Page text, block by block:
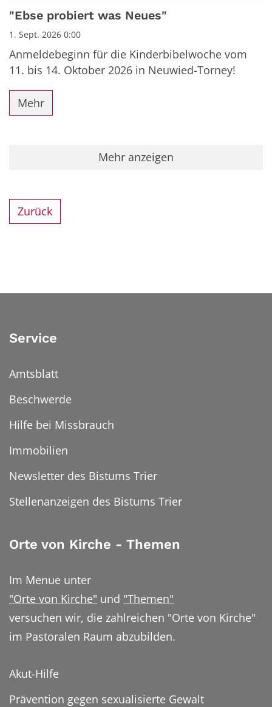
Datum: 1. September 2026
"Ebse probiert was Neues"
1. Sept. 2026 0:00
Anmeldebeginn für die Kinderbibelwoche vom
11. bis 14. Oktober 2026 in Neuwied-Torney!
Mehr
Mehr anzeigen
Zurück
Service
Amtsblatt
Beschwerde
Hilfe bei Missbrauch
Immobilien
Newsletter des Bistums Trier
Stellenanzeigen des Bistums Trier
Orte von Kirche - Themen
Im Menue unter
"Orte von Kirche" und "Themen"
versuchen wir, die zahlreichen "Orte von Kirche"
im Pastoralen Raum abzubilden.
Akut-Hilfe
Prävention gegen sexualisierte Gewalt